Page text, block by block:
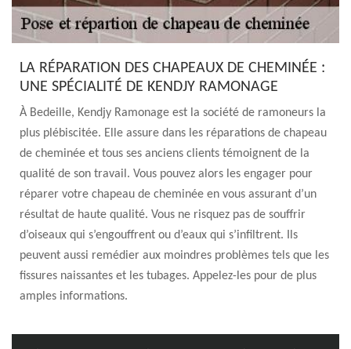
LA RÉPARATION DES CHAPEAUX DE CHEMINÉE :
UNE SPÉCIALITÉ DE KENDJY RAMONAGE
À Bedeille, Kendjy Ramonage est la société de ramoneurs la
plus plébiscitée. Elle assure dans les réparations de chapeau
de cheminée et tous ses anciens clients témoignent de la
qualité de son travail. Vous pouvez alors les engager pour
réparer votre chapeau de cheminée en vous assurant d’un
résultat de haute qualité. Vous ne risquez pas de souffrir
d’oiseaux qui s’engouffrent ou d’eaux qui s’infiltrent. Ils
peuvent aussi remédier aux moindres problèmes tels que les
fissures naissantes et les tubages. Appelez-les pour de plus
amples informations.